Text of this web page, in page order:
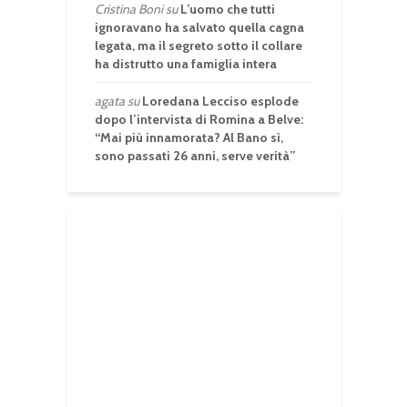
Cristina BonisuL’uomo che tutti
ignoravano ha salvato quella cagna
legata, ma il segreto sotto il collare
ha distrutto una famiglia intera
agatasuLoredana Lecciso esplode
dopo l’intervista di Romina a Belve:
“Mai più innamorata? Al Bano sì,
sono passati 26 anni, serve verità”